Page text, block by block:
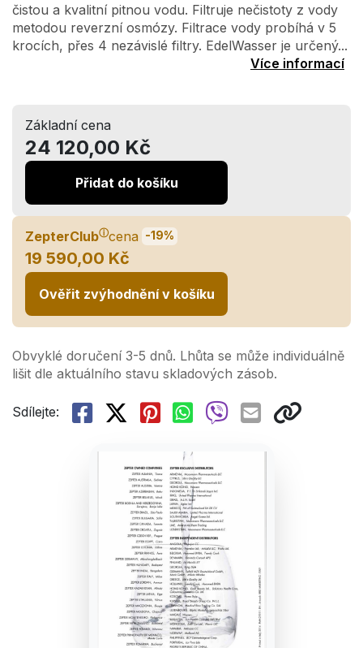
čistou a kvalitní pitnou vodu. Filtruje nečistoty z vody
metodou reverzní osmózy. Filtrace vody probíhá v 5
krocích, přes 4 nezávislé filtry. EdelWasser je určený...
Více informací
Základní cena
24 120,00 Kč
Přidat do košíku
ZepterClubⓘcena -19%
19 590,00 Kč
Ověřit zvýhodnění v košíku
Obvyklé doručení 3-5 dnů. Lhůta se může individuálně
lišit dle aktuálního stavu skladových zásob.
Sdílejte: